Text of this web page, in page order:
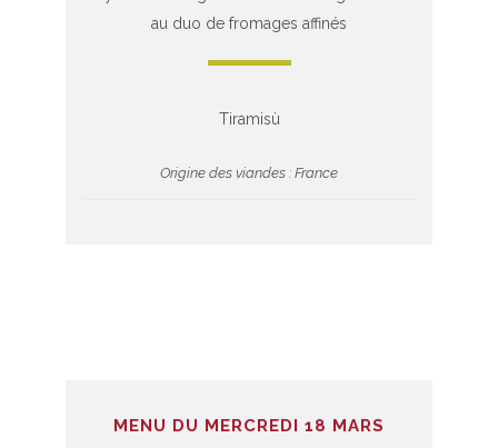
au duo de fromages affinés
Tiramisù
Origine des viandes : France
MENU DU MERCREDI 18 MARS